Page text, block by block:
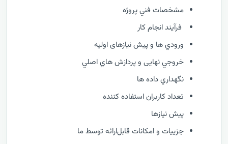
مشخصات فني پروژه
فرآيند انجام کار
ورودي ها و پیش نیازهای اولیه
خروجي نهایی و پردازش هاي اصلي
نگهداري داده ها
تعداد کاربران استفاده کننده
پیش نیازها
جزییات و امکانات قابل‌ارائه توسط ما